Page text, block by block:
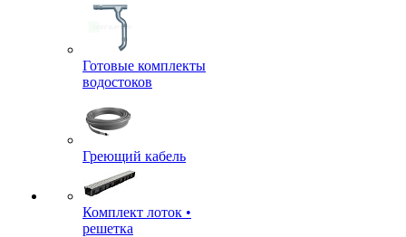
Готовые комплекты
водостоков
Греющий кабель
Комплект лоток •
решетка